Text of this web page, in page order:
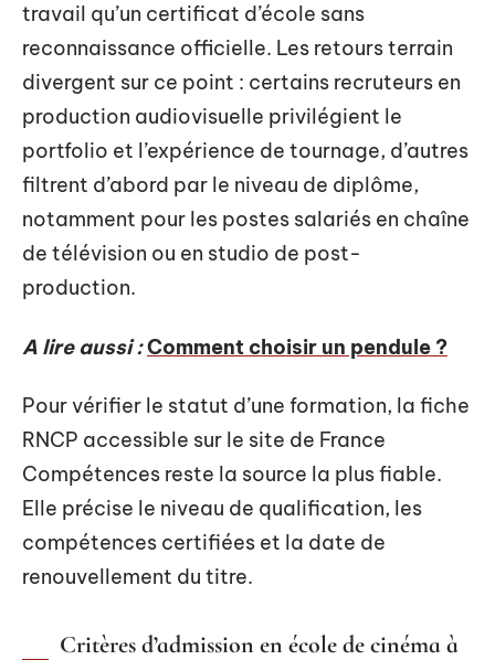
travail qu’un certificat d’école sans
reconnaissance officielle. Les retours terrain
divergent sur ce point : certains recruteurs en
production audiovisuelle privilégient le
portfolio et l’expérience de tournage, d’autres
filtrent d’abord par le niveau de diplôme,
notamment pour les postes salariés en chaîne
de télévision ou en studio de post-
production.
A lire aussi :Comment choisir un pendule ?
Pour vérifier le statut d’une formation, la fiche
RNCP accessible sur le site de France
Compétences reste la source la plus fiable.
Elle précise le niveau de qualification, les
compétences certifiées et la date de
renouvellement du titre.
Critères d’admission en école de cinéma à